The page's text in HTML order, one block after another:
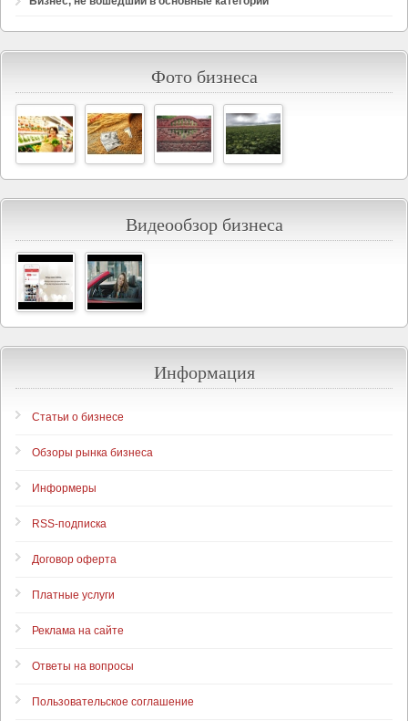
Фото бизнеса
Видеообзор бизнеса
Информация
Статьи о бизнесе
Обзоры рынка бизнеса
Информеры
RSS-подписка
Договор оферта
Платные услуги
Реклама на сайте
Ответы на вопросы
Пользовательское соглашение